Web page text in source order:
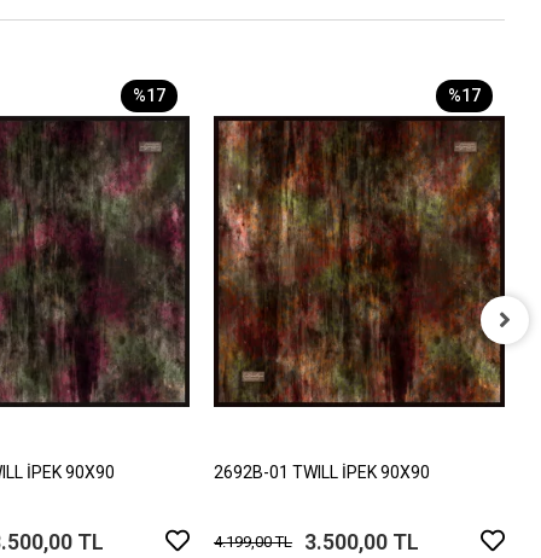
%17
İPEK 90X90
TL
%17
2692B-01 TWILL İPEK 90X90
4.199,00 TL 3.500,00 TL